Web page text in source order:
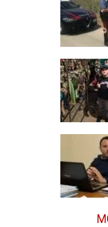
77
anni
la
suo
impegno
parroco
Guerra